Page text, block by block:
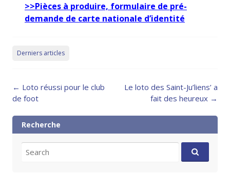
>>Pièces à produire, formulaire de pré-
demande de carte nationale d’identité
Derniers articles
Post
navigation
← Loto réussi pour le club
de foot
Le loto des Saint-Ju’liens’ a
fait des heureux →
Recherche
for: